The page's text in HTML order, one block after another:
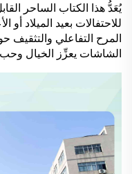
يُعَدُّ هذا الكتاب الساحر
للاحتفالات بعيد الميلاد أو
المرح التفاعلي
الشاشات يعزِّز الخيال وحب